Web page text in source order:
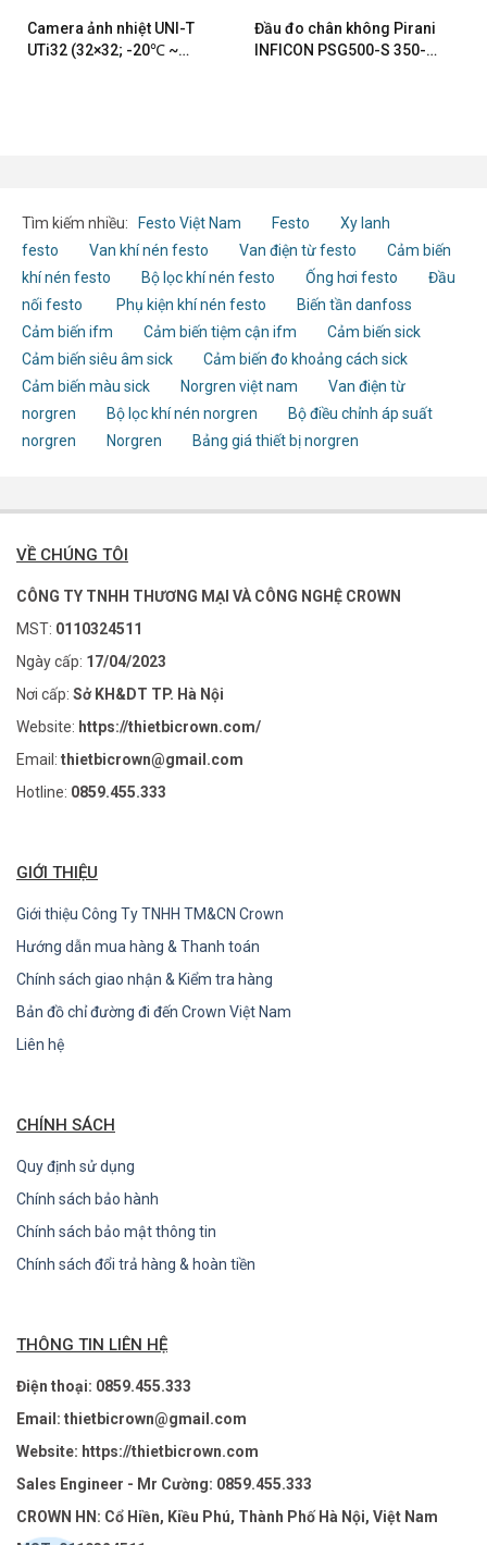
Camera ảnh nhiệt UNI-T
UTi32 (32×32; -20℃ ~
Đầu đo chân không Pirani
INFICON PSG500-S 350-
Tìm kiếm nhiều: Festo Việt Nam Festo
Xy lanh
festo
Van khí nén festo Van điện từ festo
Cảm biến
khí nén festo
Bộ lọc khí nén festo Ống hơi festo
Đầu
nối festo
Phụ kiện khí nén festo
Biến tần danfoss
Cảm biến ifm
Cảm biến tiệm cận ifm
Cảm biến sick
Cảm biến siêu âm sick
Cảm biến đo khoảng cách sick
Cảm biến màu sick
Norgren việt nam
Van điện từ
norgren
Bộ lọc khí nén norgren
Bộ điều chỉnh áp suất
norgren
Norgren Bảng giá thiết bị norgren
VỀ CHÚNG TÔI
CÔNG TY TNHH THƯƠNG MẠI VÀ CÔNG NGHỆ CROWN
MST: 0110324511
Ngày cấp: 17/04/2023
Nơi cấp: Sở KH&DT TP. Hà Nội
Website: https://thietbicrown.com/
Email: thietbicrown@gmail.com
Hotline: 0859.455.333
GIỚI THIỆU
Giới thiệu Công Ty TNHH TM&CN Crown
Hướng dẫn mua hàng & Thanh toán
Chính sách giao nhận & Kiểm tra hàng
Bản đồ chỉ đường đi đến Crown Việt Nam
Liên hệ
CHÍNH SÁCH
Quy định sử dụng
Chính sách bảo hành
Chính sách bảo mật thông tin
Chính sách đổi trả hàng & hoàn tiền
THÔNG TIN LIÊN HỆ
Điện thoại: 0859.455.333
Email: thietbicrown@gmail.com
Website: https://thietbicrown.com
Sales Engineer - Mr Cường: 0859.455.333
CROWN HN: Cổ Hiền, Kiều Phú, Thành Phố Hà Nội, Việt Nam